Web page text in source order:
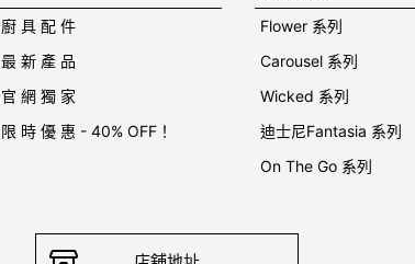
廚 具 配 件
最 新 產 品
官 網 獨 家
限 時 優 惠 - 40% OFF！
Flower 系列
Carousel 系列
Wicked 系列
迪士尼Fantasia 系列
On The Go 系列